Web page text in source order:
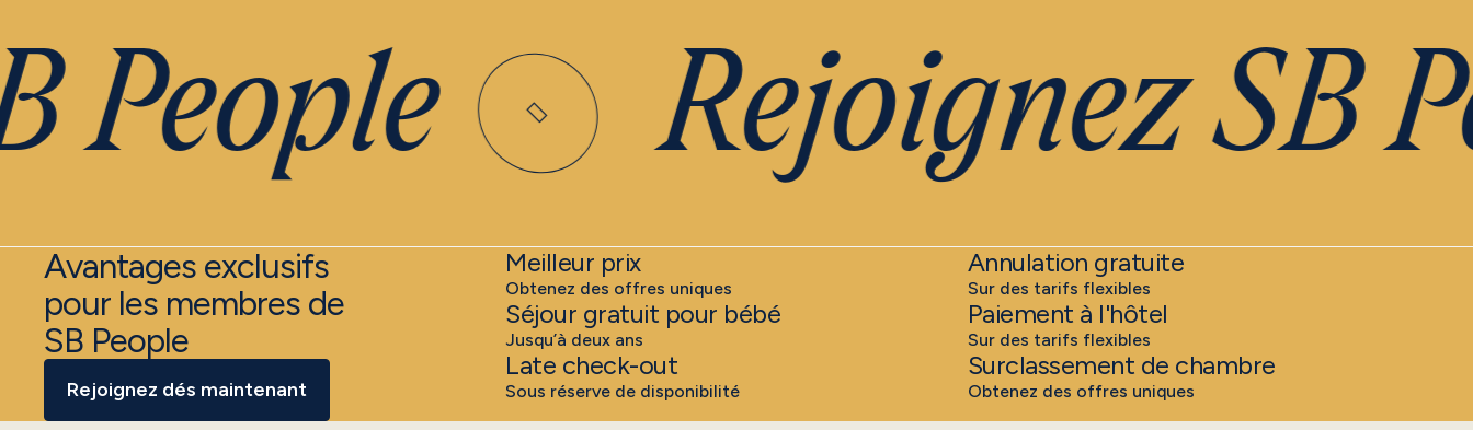
People Rejoignez SB
Avantages exclusifs
pour les membres de
SB People
Rejoignez dés maintenant
Meilleur prix
Obtenez des offres uniques
Séjour gratuit pour bébé
Jusqu’à deux ans
Late check-out
Sous réserve de disponibilité
Annulation gratuite
Sur des tarifs flexibles
Paiement à l'hôtel
Sur des tarifs flexibles
Surclassement de chambre
Obtenez des offres uniques